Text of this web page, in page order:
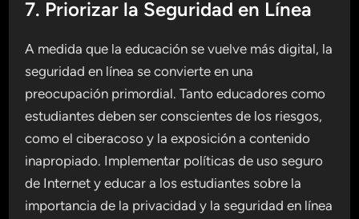
7. Priorizar la Seguridad en Línea
A medida que la educación se vuelve más digital, la
seguridad en línea se convierte en una
preocupación primordial. Tanto educadores como
estudiantes deben ser conscientes de los riesgos,
como el ciberacoso y la exposición a contenido
inapropiado. Implementar políticas de uso seguro
de Internet y educar a los estudiantes sobre la
importancia de la privacidad y la seguridad en línea